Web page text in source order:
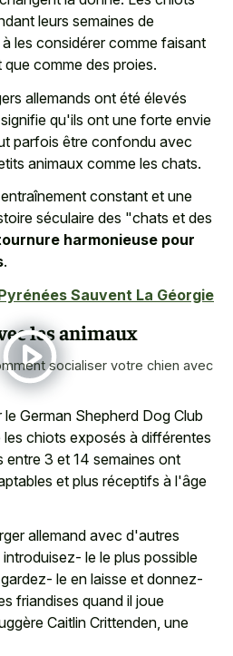
leurs semaines de
les considérer comme faisant
comme des proies.
allemands ont été élevés
qu'ils ont une forte envie
parfois être confondu avec
animaux comme les chats.
constant et une
séculaire des "chats et des
harmonieuse pour
.
Sauvent La Géorgie
les animaux
socialiser votre chien avec
German Shepherd Dog Club
chiots exposés à différentes
entre 3 et 14 semaines ont
et plus réceptifs à l'âge
allemand avec d'autres
le le plus possible
le en laisse et donnez-
friandises quand il joue
Caitlin Crittenden, une